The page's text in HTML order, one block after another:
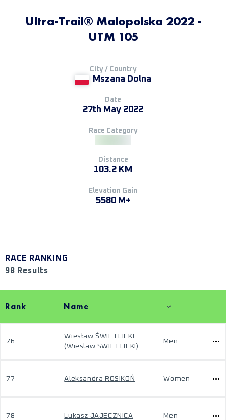
Ultra-Trail® Malopolska 2022 -
UTM 105
City / Country
Mszana Dolna
Date
27th May 2022
Race Category
Distance
103.2 KM
Elevation Gain
5580 M+
RACE RANKING
98 Results
Rank Name
76
Wiesław ŚWIETLICKI
(Wieslaw SWIETLICKI)
Men
77 Aleksandra ROSIKOŃ Women
78 Lukasz JAJECZNICA Men